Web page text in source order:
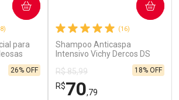
Comprar sem Desconto
Por R$ 66,33/cada
Comprar sem Desconto
Por R$ 66,33/cada
para
26% OFF
(16)
Shampoo Anticaspa
Intensivo Vichy Dercos DS
para Cabelos Secos 200g
Refil
R$ 85,99
R$70,79
18% OFF
COMPRAR